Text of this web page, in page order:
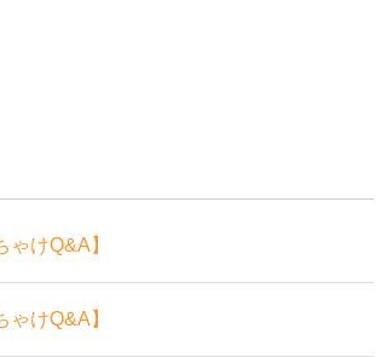
けQ&A】
けQ&A】